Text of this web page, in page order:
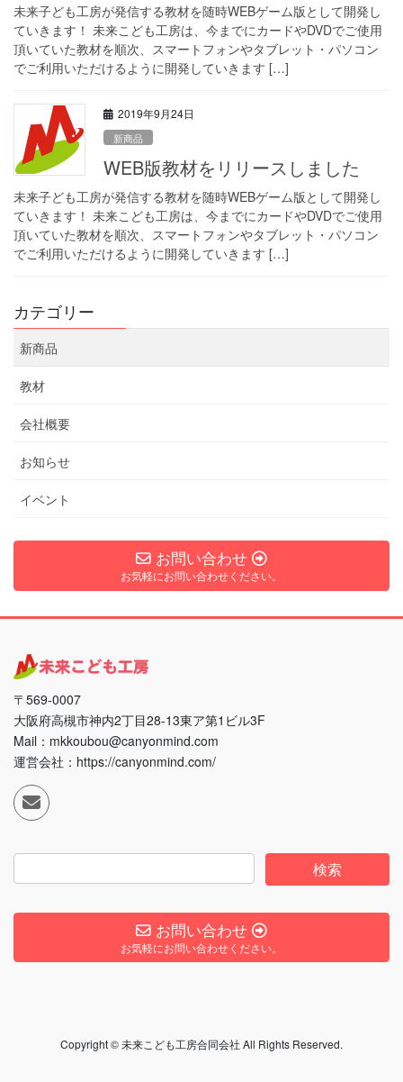
未来子ども工房が発信する教材を随時WEBゲーム版として開発し
ていきます！ 未来こども工房は、今までにカードやDVDでご使用
頂いていた教材を順次、スマートフォンやタブレット・パソコン
でご利用いただけるように開発していきます […]
2019年9月24日
新商品
WEB版教材をリリースしました
未来子ども工房が発信する教材を随時WEBゲーム版として開発し
ていきます！ 未来こども工房は、今までにカードやDVDでご使用
頂いていた教材を順次、スマートフォンやタブレット・パソコン
でご利用いただけるように開発していきます […]
カテゴリー
新商品
教材
会社概要
お知らせ
イベント
お問い合わせ
お気軽にお問い合わせください。
〒569-0007
大阪府高槻市神内2丁目28-13東ア第1ビル3F
Mail：mkkoubou@canyonmind.com
運営会社：https://canyonmind.com/
お問い合わせ
お気軽にお問い合わせください。
Copyright © 未来こども工房合同会社 All Rights Reserved.